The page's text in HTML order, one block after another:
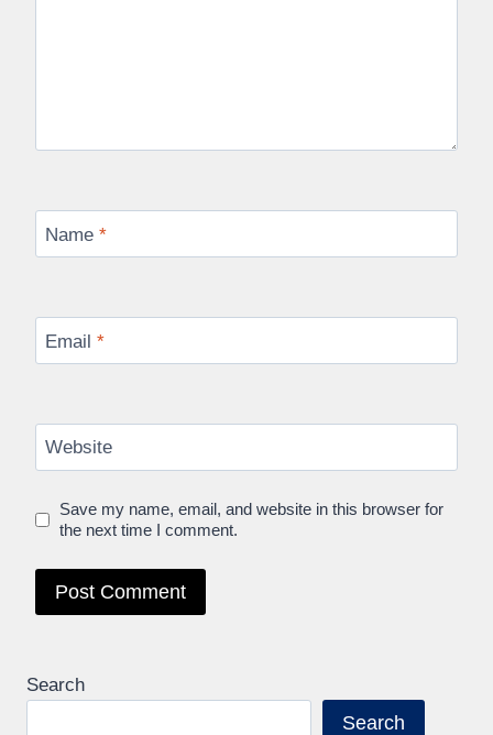
Name *
Email *
Website
Save my name, email, and website in this browser for
the next time I comment.
Search
Search